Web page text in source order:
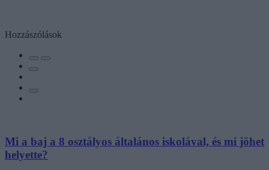
Hozzászólások
Mi a baj a 8 osztályos általános iskolával, és mi jöhet
helyette?